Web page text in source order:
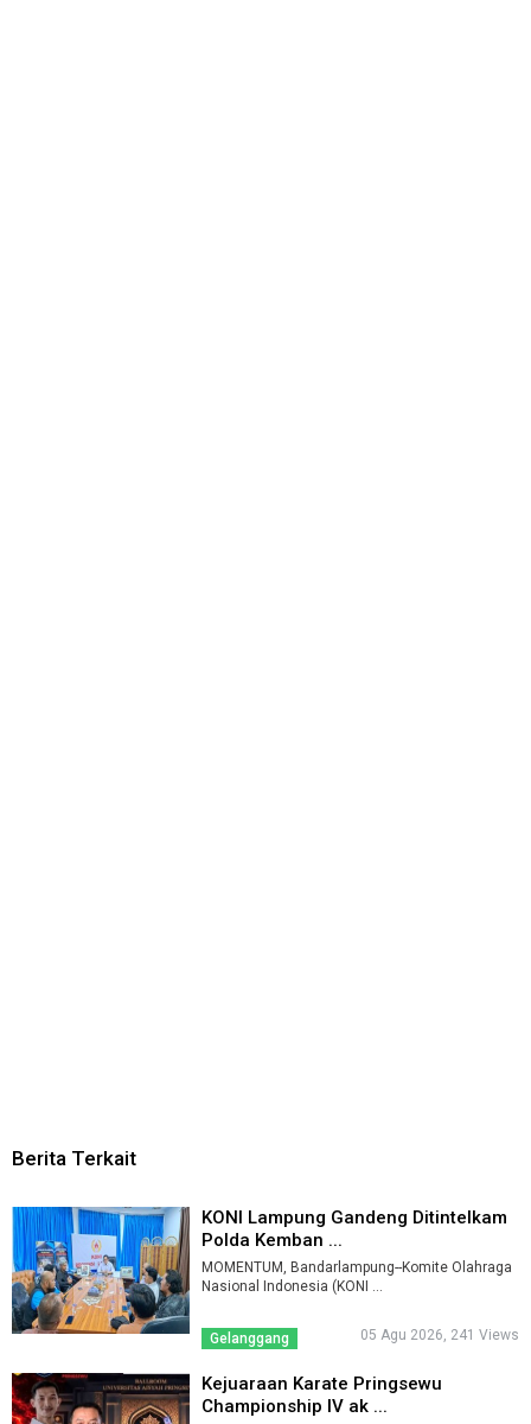
Berita Terkait
KONI Lampung Gandeng Ditintelkam
Polda Kemban ...
MOMENTUM, Bandarlampung--Komite Olahraga
Nasional Indonesia (KONI ...
Gelanggang 05 Agu 2026, 241 Views
Kejuaraan Karate Pringsewu
Championship IV ak ...